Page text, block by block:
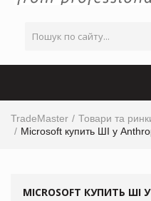
TradeMaster Товари та
Microsoft купить ШІ у
MICROSOFT КУПИТЬ ШІ